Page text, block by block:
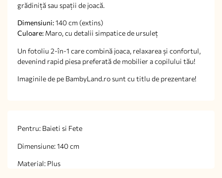
grădiniță sau spații de joacă.
Dimensiuni:140 cm (extins)
Culoare: Maro, cu detalii simpatice de ursuleț
Un fotoliu 2-în-1 care combină joaca, relaxarea și confortul,
devenind rapid piesa preferată de mobilier a copilului tău!
Imaginile de pe BambyLand.ro sunt cu titlu de prezentare!
Pentru: Baieti si Fete
Dimensiune: 140 cm
Material: Plus